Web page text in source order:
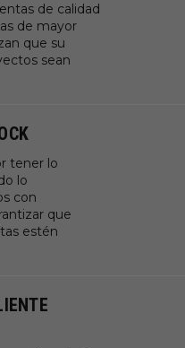
de calidad
de mayor
que su
sean
tener lo
lo
con
que
estén